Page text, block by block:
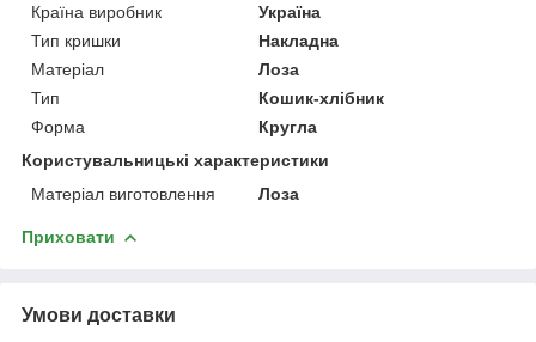
Країна виробник
Україна
Тип кришки
Накладна
Матеріал
Лоза
Тип
Кошик-хлібник
Форма
Кругла
Користувальницькі характеристики
Матеріал виготовлення
Лоза
Приховати
Умови доставки